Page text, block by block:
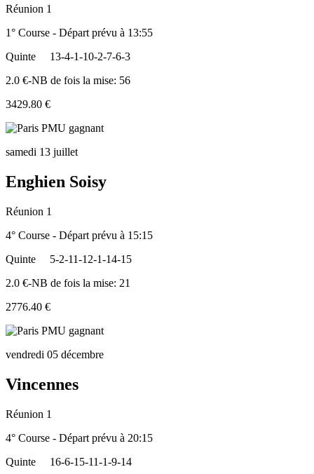
Réunion 1
1° Course - Départ prévu à 13:55
Quinte
13-4-1-10-2-7-6-3
2.0 €-NB de fois la mise: 56
3429.80 €
samedi 13 juillet
Enghien Soisy
Réunion 1
4° Course - Départ prévu à 15:15
Quinte
5-2-11-12-1-14-15
2.0 €-NB de fois la mise: 21
2776.40 €
vendredi 05 décembre
Vincennes
Réunion 1
4° Course - Départ prévu à 20:15
Quinte
16-6-15-11-1-9-14